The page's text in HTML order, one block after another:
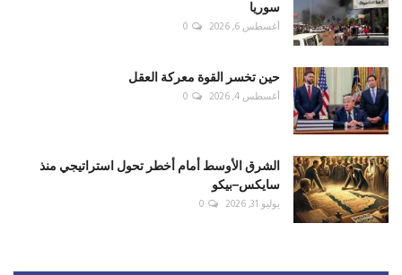
سوريا
أغسطس 6, 2026 0
حين تخسر القوة معركة العقل
أغسطس 4, 2026 0
الشرق الأوسط أمام أخطر تحول استراتيجي منذ
سايكس–بيكو
يوليو 31, 2026 0